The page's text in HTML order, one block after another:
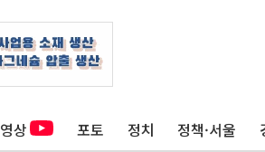
영상 포토 정치 정책·서울